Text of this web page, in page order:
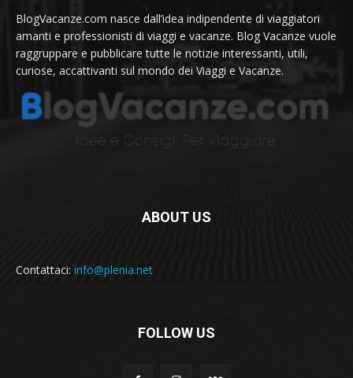
BlogVacanze.com nasce dall’idea indipendente di viaggiatori
amanti e professionisti di viaggi e vacanze. Blog Vacanze vuole
raggruppare e pubblicare tutte le notizie interessanti, utili,
curiose, accattivanti sul mondo dei Viaggi e Vacanze.
ABOUT US
Contattaci: info@plenia.net
FOLLOW US